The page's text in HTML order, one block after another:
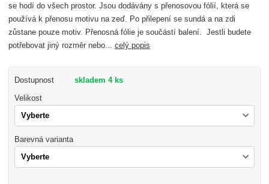
se hodí do všech prostor. Jsou dodávány s přenosovou fólií, která se
používá k přenosu motivu na zeď. Po přilepení se sundá a na zdi
zůstane pouze motiv. Přenosná fólie je součástí balení. Jestli budete
potřebovat jiný rozměr nebo...celý popis
Dostupnost skladem 4 ks
Velikost
Barevná varianta